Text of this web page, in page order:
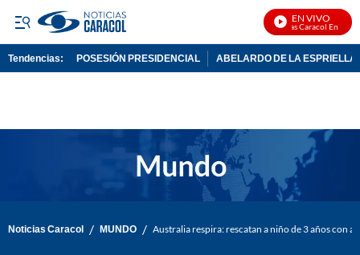
EN VIVO
Noticias Caracol En Vivo
Tendencias: POSESIÓN PRESIDENCIAL ABELARDO DE LA ESPRIELLA
Noticias Caracol / MUNDO / Australia respira: rescatan a niño de 3 años con